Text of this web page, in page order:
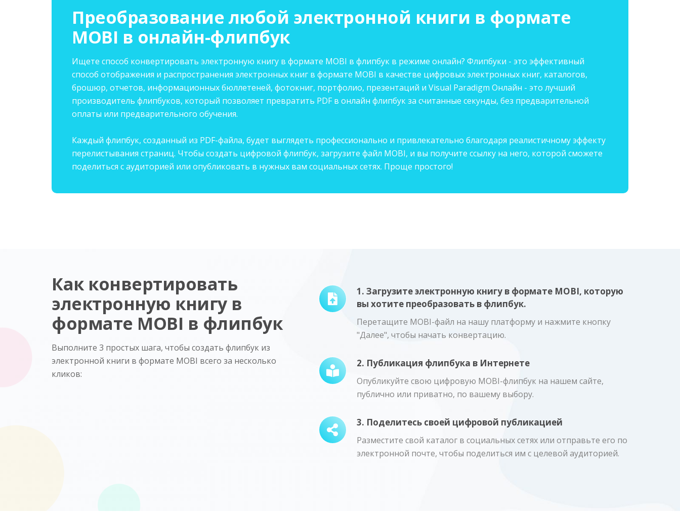
Преобразование любой электронной книги в формате
MOBI в онлайн-флипбук
Ищете способ конвертировать электронную книгу в формате MOBI в флипбук в режиме онлайн? Флипбуки - это эффективный
способ отображения и распространения электронных книг в формате MOBI в качестве цифровых электронных книг, каталогов,
брошюр, отчетов, информационных бюллетеней, фотокниг, портфолио, презентаций и Visual Paradigm Онлайн - это лучший
производитель флипбуков, который позволяет превратить PDF в онлайн флипбук за считанные секунды, без предварительной
оплаты или предварительного обучения.
Каждый флипбук, созданный из PDF-файла, будет выглядеть профессионально и привлекательно благодаря реалистичному эффекту
перелистывания страниц. Чтобы создать цифровой флипбук, загрузите файл MOBI, и вы получите ссылку на него, которой сможете
поделиться с аудиторией или опубликовать в нужных вам социальных сетях. Проще простого!
Как конвертировать
электронную книгу в
формате MOBI в флипбук
Выполните 3 простых шага, чтобы создать флипбук из
электронной книги в формате MOBI всего за несколько
кликов:
1. Загрузите электронную книгу в формате MOBI, которую
вы хотите преобразовать в флипбук.
Перетащите MOBI-файл на нашу платформу и нажмите кнопку
"Далее", чтобы начать конвертацию.
2. Публикация флипбука в Интернете
Опубликуйте свою цифровую MOBI-флипбук на нашем сайте,
публично или приватно, по вашему выбору.
3. Поделитесь своей цифровой публикацией
Разместите свой каталог в социальных сетях или отправьте его по
электронной почте, чтобы поделиться им с целевой аудиторией.